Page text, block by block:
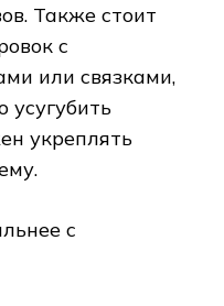
Также стоит
с
или связками,
усугубить
укреплять
с